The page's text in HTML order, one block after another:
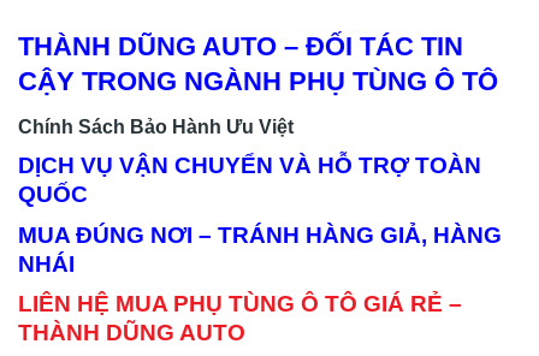
THÀNH DŨNG AUTO – ĐỐI TÁC TIN
CẬY TRONG NGÀNH PHỤ TÙNG Ô TÔ
Chính Sách Bảo Hành Ưu Việt
DỊCH VỤ VẬN CHUYỂN VÀ HỖ TRỢ TOÀN
QUỐC
MUA ĐÚNG NƠI – TRÁNH HÀNG GIẢ, HÀNG
NHÁI
LIÊN HỆ MUA PHỤ TÙNG Ô TÔ GIÁ RẺ –
THÀNH DŨNG AUTO